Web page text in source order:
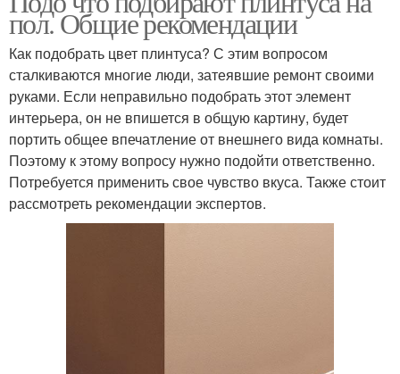
пол. Общие рекомендации
Как подобрать цвет плинтуса? С этим вопросом
сталкиваются многие люди, затеявшие ремонт своими
руками. Если неправильно подобрать этот элемент
интерьера, он не впишется в общую картину, будет
портить общее впечатление от внешнего вида комнаты.
Поэтому к этому вопросу нужно подойти ответственно.
Потребуется применить свое чувство вкуса. Также стоит
рассмотреть рекомендации экспертов.